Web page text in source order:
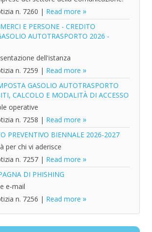
n. 7260 | Read more
E PERSONE - CREDITO
AUTOTRASPORTO 2026 -
dell'istanza
n. 7259 | Read more
GASOLIO AUTOTRASPORTO
CALCOLO E MODALITÀ DI ACCESSO
operative
n. 7258 | Read more
PREVENTIVO BIENNALE 2026-2027
per chi vi aderisce
n. 7257 | Read more
DI PHISHING
e-mail
n. 7256 | Read more